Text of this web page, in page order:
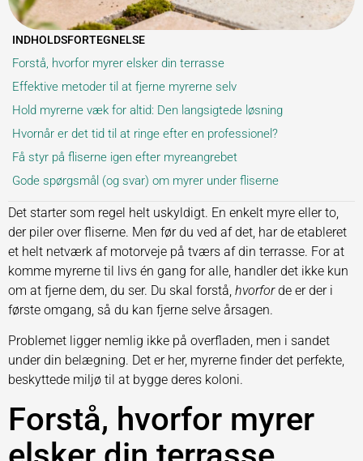
INDHOLDSFORTEGNELSE
Forstå, hvorfor myrer elsker din terrasse
Effektive metoder til at fjerne myrerne selv
Hold myrerne væk for altid: Den langsigtede løsning
Hvornår er det tid til at ringe efter en professionel?
Få styr på fliserne igen efter myreangrebet
Gode spørgsmål (og svar) om myrer under fliserne
Det starter som regel helt uskyldigt. En enkelt myre eller to,
der piler over fliserne. Men før du ved af det, har de etableret
et helt netværk af motorveje på tværs af din terrasse. For at
komme myrerne til livs én gang for alle, handler det ikke kun
om at fjerne dem, du ser. Du skal forstå, hvorforde er der i
første omgang, så du kan fjerne selve årsagen.
Problemet ligger nemlig ikke på overfladen, men i sandet
under din belægning. Det er her, myrerne finder det perfekte,
beskyttede miljø til at bygge deres koloni.
Forstå, hvorfor myrer